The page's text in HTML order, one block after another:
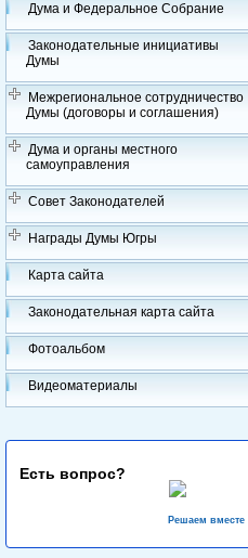
Дума и Федеральное Собрание
Законодательные инициативы
Думы
Межрегиональное сотрудничество
Думы (договоры и соглашения)
Дума и органы местного
самоуправления
Совет Законодателей
Награды Думы Югры
Карта сайта
Законодательная карта сайта
Фотоальбом
Видеоматериалы
Есть вопрос?
Решаем вместе